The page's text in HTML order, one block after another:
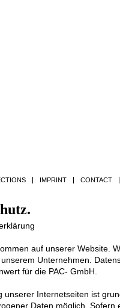
IMPRINT CONTACT
auf unserer Website.
Unternehmen.
für die PAC- GmbH.
unserer Internetseiten ist
Daten möglich. Sofern